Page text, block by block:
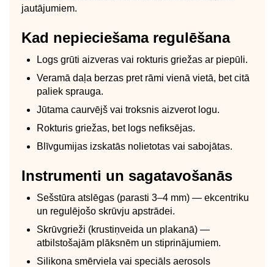
jautājumiem.
Kad nepieciešama regulēšana
Logs grūti aizveras vai rokturis griežas ar piepūli.
Veramā daļa berzas pret rāmi vienā vietā, bet citā
paliek sprauga.
Jūtama caurvējš vai troksnis aizverot logu.
Rokturis griežas, bet logs nefiksējas.
Blīvgumijas izskatās nolietotas vai sabojātas.
Instrumenti un sagatavošanās
Sešstūra atslēgas (parasti 3–4 mm) — ekcentriku
un regulējošo skrūvju apstrādei.
Skrūvgrieži (krustiņveida un plakanā) —
atbilstošajām plāksnēm un stiprinājumiem.
Silikona smērviela vai speciāls aerosols